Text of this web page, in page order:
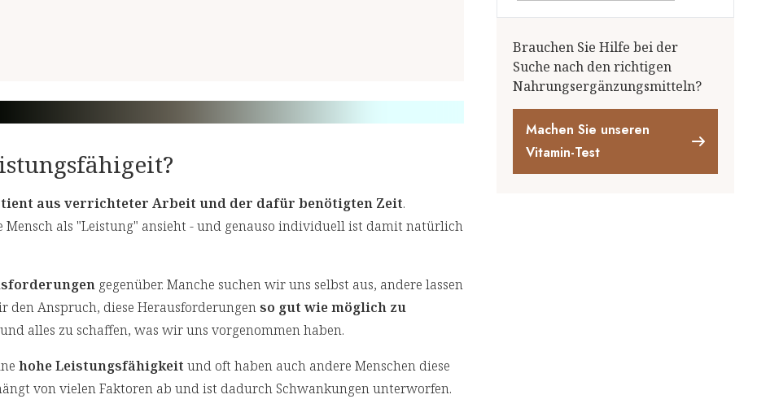
aus verrichteter Arbeit und der dafür benötigten Zeit.
als "Leistung" ansieht - und genauso individuell ist damit natürlich
gegenüber. Manche suchen wir uns selbst aus, andere lassen
Anspruch, diese Herausforderungenso gut wie möglich zu
alles zu schaffen, was wir uns vorgenommen haben.
hohe Leistungsfähigkeit und oft haben auch andere Menschen diese
von vielen Faktoren ab und ist dadurch Schwankungen unterworfen.
Brauchen Sie Hilfe bei der
Suche nach den richtigen
Nahrungsergänzungsmitteln?
Machen Sie unseren
Vitamin-Test